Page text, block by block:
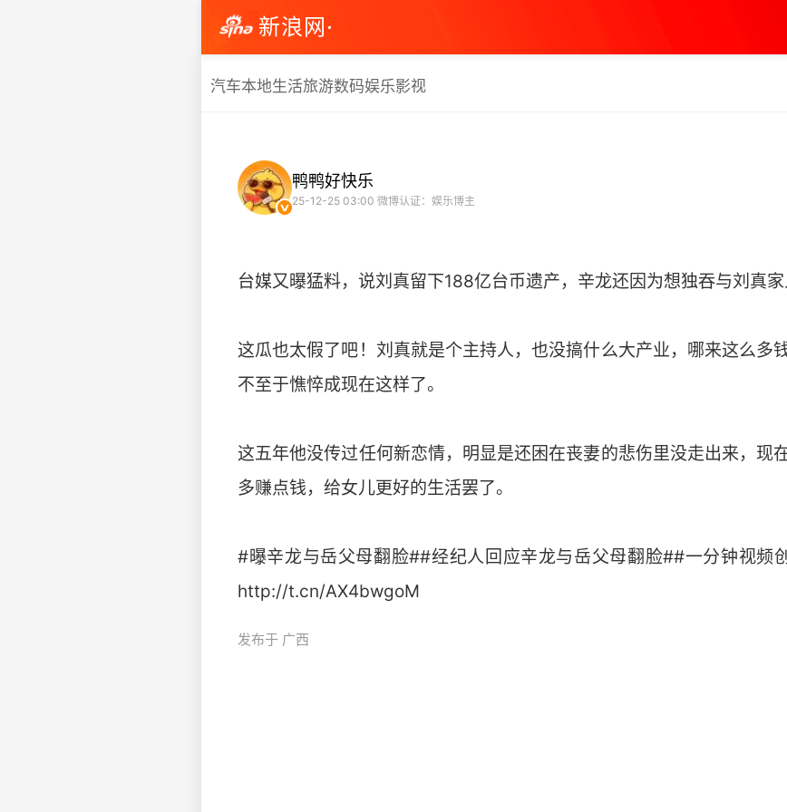
新浪网·
汽车本地生活旅游数码娱乐影视
鸭鸭好快乐
25-12-25 03:00 微博认证：娱乐博主
台媒又曝猛料，说刘真留下188亿台币遗产，辛龙还因为想独吞与刘真家
这瓜也太假了吧！刘真就是个主持人，也没搞什么大产业，哪来这么多
不至于憔悴成现在这样了。
这五年他没传过任何新恋情，明显是还困在丧妻的悲伤里没走出来，现
多赚点钱，给女儿更好的生活罢了。
#曝辛龙与岳父母翻脸##经纪人回应辛龙与岳父母翻脸##一分钟视频
http://t.cn/AX4bwgoM
发布于 广西